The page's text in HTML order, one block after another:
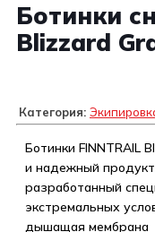
Ботинки
Blizzard
Категория:
Ботинки FINNTRAIL
и надежный
разработанный
экстремальных
дышащая мембрана